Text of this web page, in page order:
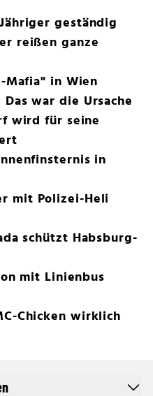
geständig
reißen ganze
in Wien
war die Ursache
wird für seine
in
mit Polizei-Heli
schützt Habsburg-
mit Linienbus
Chicken wirklich